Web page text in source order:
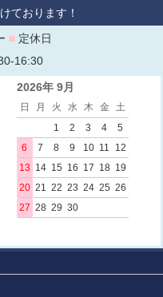
ております！
■ 定休日
16:30
2026年 9月
日 月 火 水 木 金
土
1
2 3 4
5
6
7 8 9 10 11
12
13 14 15 16 17 18 19
20 21 22 23 24 25 26
27 28 29 30